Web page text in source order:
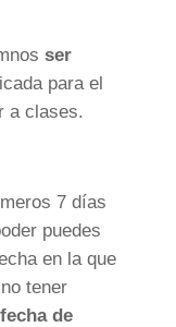
ser
para el
a clases.
7 días
puedes
en la que
tener
de